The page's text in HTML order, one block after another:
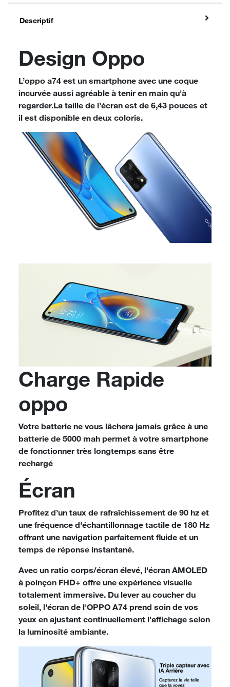
Descriptif
Design Oppo
L’oppo a74 est un smartphone avec une coque
incurvée aussi agréable à tenir en main qu'à
regarder.La taille de l’écran est de 6,43 pouces et
il est disponible en deux coloris.
Charge Rapide
oppo
Votre batterie ne vous lâchera jamais grâce à une
batterie de 5000 mah permet à votre smartphone
de fonctionner très longtemps sans être
rechargé
Écran
Profitez d’un taux de rafraîchissement de 90 hz et
une fréquence d'échantillonnage tactile de 180 Hz
offrant une navigation parfaitement fluide et un
temps de réponse instantané.
Avec un ratio corps/écran élevé, l'écran AMOLED
à poinçon FHD+ offre une expérience visuelle
totalement immersive. Du lever au coucher du
soleil, l'écran de l'OPPO A74 prend soin de vos
yeux en ajustant continuellement l'affichage selon
la luminosité ambiante.